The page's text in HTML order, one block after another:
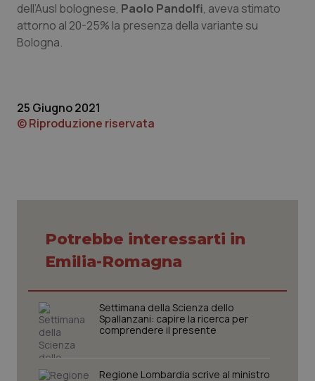
Marche
Molise
Provincia Autonoma di Bolzano
Puglia
Sardegna
Toscana
Umbria
Donna & Salute
Epatiti
Infezioni & Febbre
Malattie rare
Malattia di Crohn & Rettocolite Ulcerosa
Neuroscienze & patologie neurodegenerative
Obesità
Oftalmologia
dell’Ausl bolognese, Paolo Pandolfi, aveva stimato
attorno al 20-25% la presenza della variante su
Bologna.
25 Giugno 2021
© Riproduzione riservata
Potrebbe interessarti in
Emilia-Romagna
Settimana della Scienza dello
Spallanzani: capire la ricerca per
comprendere il presente
Regione Lombardia scrive al ministro